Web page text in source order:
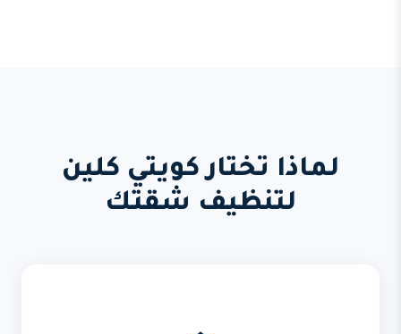
لماذا تختار كويتي كلين
لتنظيف شقتك